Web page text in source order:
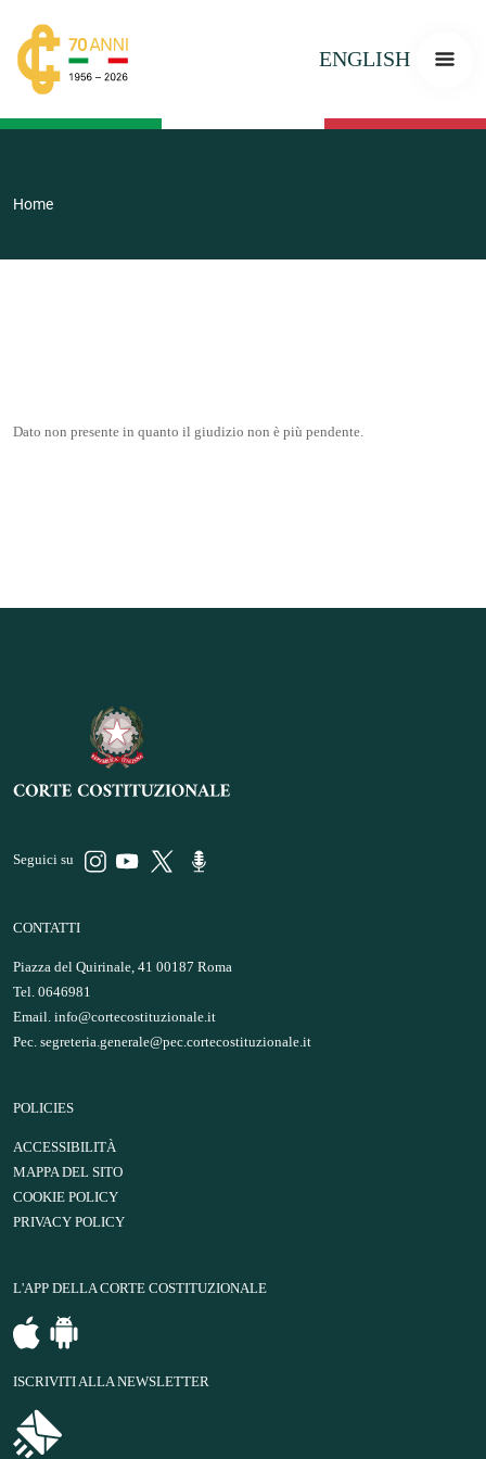
ENGLISH
Home
Dato non presente in quanto il giudizio non è più pendente.
Seguici su
CONTATTI
Piazza del Quirinale, 41 00187 Roma
Tel. 0646981
Email. info@cortecostituzionale.it
Pec. segreteria.generale@pec.cortecostituzionale.it
POLICIES
ACCESSIBILITÀ
MAPPA DEL SITO
COOKIE POLICY
PRIVACY POLICY
L'APP DELLA CORTE COSTITUZIONALE
ISCRIVITI ALLA NEWSLETTER